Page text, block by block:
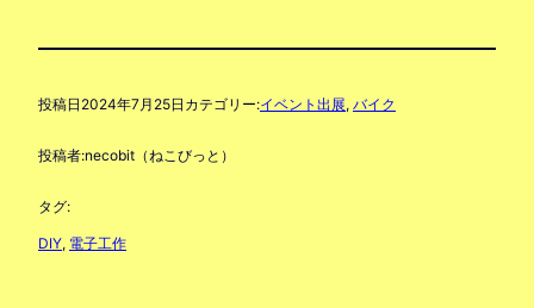
投稿日 2024年7月25日 カテゴリー:イベント出展, バイク
投稿者:necobit（ねこびっと）
タグ:
DIY, 電子工作